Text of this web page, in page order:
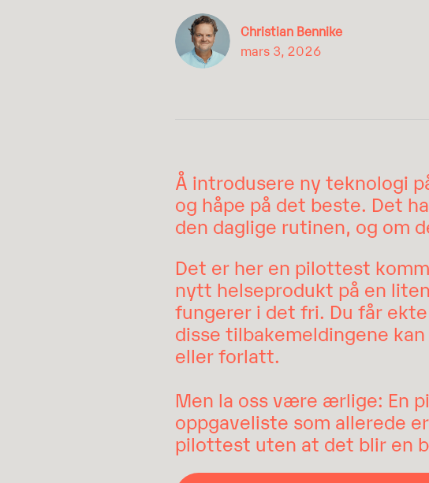
Christian Bennike
mars 3, 2026
Å introdusere ny teknologi
og håpe på det beste. Det
den daglige rutinen, og om
Det er her en pilottest
nytt helseprodukt på en
fungerer i det fri. Du får
disse tilbakemeldingene
eller forlatt.
Men la oss være ærlige: En
oppgaveliste som allerede
pilottest uten at det blir en